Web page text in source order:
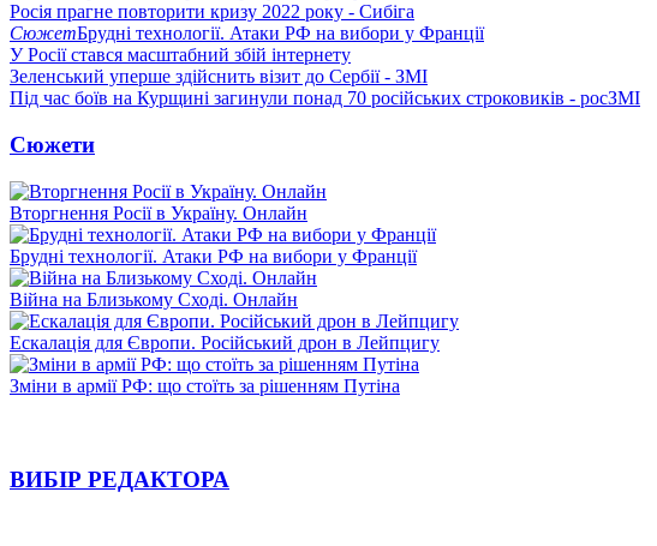
Росія прагне повторити кризу 2022 року - Сибіга
СюжетБрудні технології. Атаки РФ на вибори у Франції
У Росії стався масштабний збій інтернету
Зеленський уперше здійснить візит до Сербії - ЗМІ
Під час боїв на Курщині загинули понад 70 російських строковиків - росЗМІ
Сюжети
Вторгнення Росії в Україну. Онлайн
Брудні технології. Атаки РФ на вибори у Франції
Війна на Близькому Сході. Онлайн
Ескалація для Європи. Російський дрон в Лейпцигу
Зміни в армії РФ: що стоїть за рішенням Путіна
ВИБІР РЕДАКТОРА